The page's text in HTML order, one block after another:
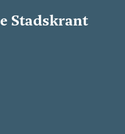
Stadskrant